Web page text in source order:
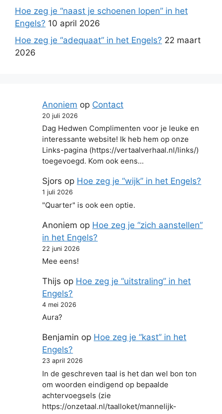
Hoe zeg je “naast je schoenen lopen” in het
Engels? 10 april 2026
Hoe zeg je “adequaat” in het Engels? 22 maart
2026
Anoniem op Contact
20 juli 2026
Dag Hedwen Complimenten voor je leuke en
interessante website! Ik heb hem op onze
Links-pagina (https://vertaalverhaal.nl/links/)
toegevoegd. Kom ook eens…
Sjors op Hoe zeg je “wijk” in het Engels?
1 juli 2026
"Quarter" is ook een optie.
Anoniem op Hoe zeg je “zich aanstellen”
in het Engels?
22 juni 2026
Mee eens!
Thijs op Hoe zeg je “uitstraling” in het
Engels?
4 mei 2026
Aura?
Benjamin op Hoe zeg je “kast” in het
Engels?
23 april 2026
In de geschreven taal is het dan wel bon ton
om woorden eindigend op bepaalde
achtervoegsels (zie
https://onzetaal.nl/taalloket/mannelijk-